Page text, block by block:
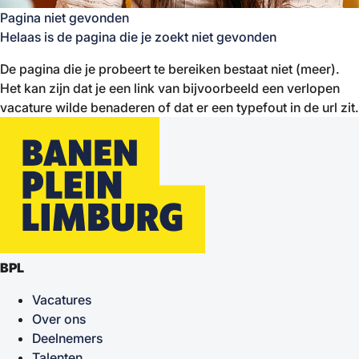
Pagina niet gevonden
Helaas is de pagina die je zoekt niet gevonden
De pagina die je probeert te bereiken bestaat niet (meer).
Het kan zijn dat je een link van bijvoorbeeld een verlopen
vacature wilde benaderen of dat er een typefout in de url zit.
BPL
Vacatures
Over ons
Deelnemers